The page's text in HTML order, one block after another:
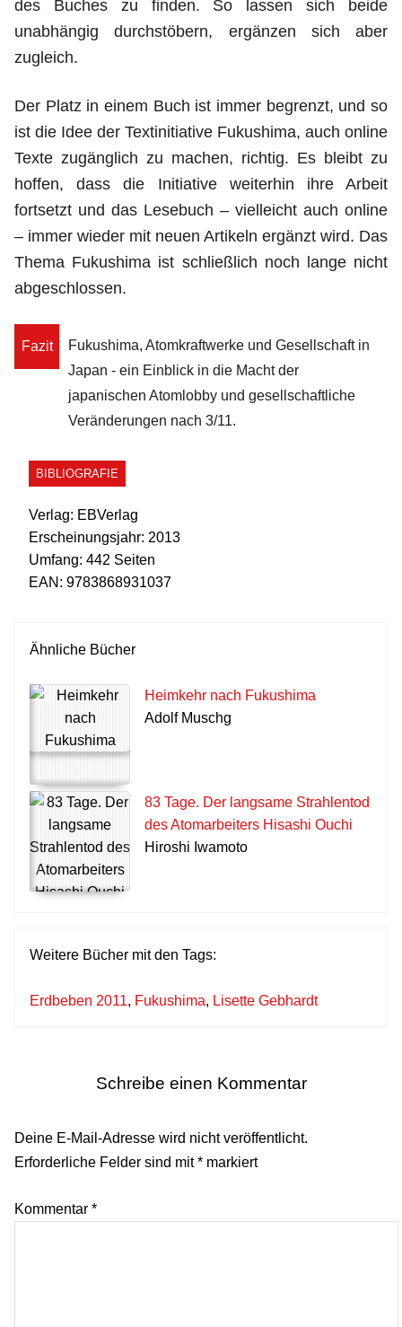
des Buches zu finden. So lassen sich beide
unabhängig durchstöbern, ergänzen sich aber
zugleich.
Der Platz in einem Buch ist immer begrenzt, und so
ist die Idee der Textinitiative Fukushima, auch online
Texte zugänglich zu machen, richtig. Es bleibt zu
hoffen, dass die Initiative weiterhin ihre Arbeit
fortsetzt und das Lesebuch – vielleicht auch online
– immer wieder mit neuen Artikeln ergänzt wird. Das
Thema Fukushima ist schließlich noch lange nicht
abgeschlossen.
Fazit
Fukushima, Atomkraftwerke und Gesellschaft in
Japan - ein Einblick in die Macht der
japanischen Atomlobby und gesellschaftliche
Veränderungen nach 3/11.
BIBLIOGRAFIE
Verlag: EBVerlag
Erscheinungsjahr: 2013
Umfang: 442 Seiten
EAN: 9783868931037
Ähnliche Bücher
Heimkehr nach Fukushima
Adolf Muschg
83 Tage. Der langsame Strahlentod
des Atomarbeiters Hisashi Ouchi
Hiroshi Iwamoto
Weitere Bücher mit den Tags:
Erdbeben 2011, Fukushima, Lisette Gebhardt
Schreibe einen Kommentar
Deine E-Mail-Adresse wird nicht veröffentlicht.
Erforderliche Felder sind mit* markiert
Kommentar *